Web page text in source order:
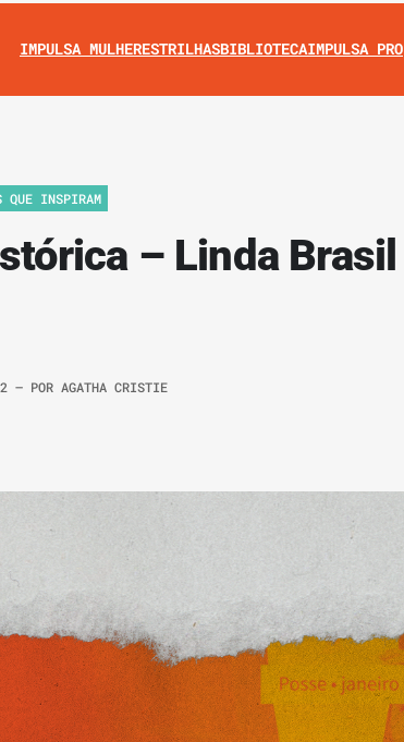
IMPULSA MULHERESTRILHASBIBLIOTECAIMPULSA PRO
QUE INSPIRAM
– Linda Brasil
– POR AGATHA CRISTIE